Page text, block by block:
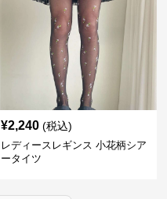
¥2,240 (税込)
レディースレギンス 小花柄シア
ータイツ